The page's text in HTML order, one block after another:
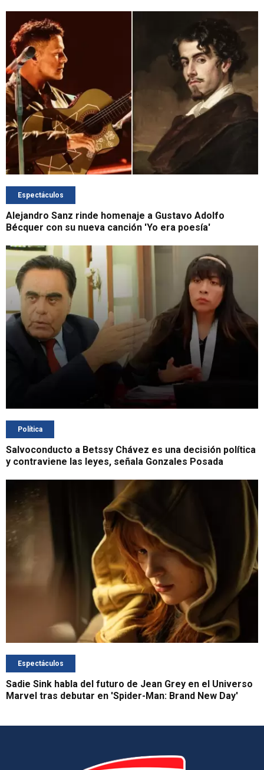
Espectáculos
Alejandro Sanz rinde homenaje a Gustavo Adolfo
Bécquer con su nueva canción 'Yo era poesía'
Política
Salvoconducto a Betssy Chávez es una decisión política
y contraviene las leyes, señala Gonzales Posada
Espectáculos
Sadie Sink habla del futuro de Jean Grey en el Universo
Marvel tras debutar en 'Spider-Man: Brand New Day'